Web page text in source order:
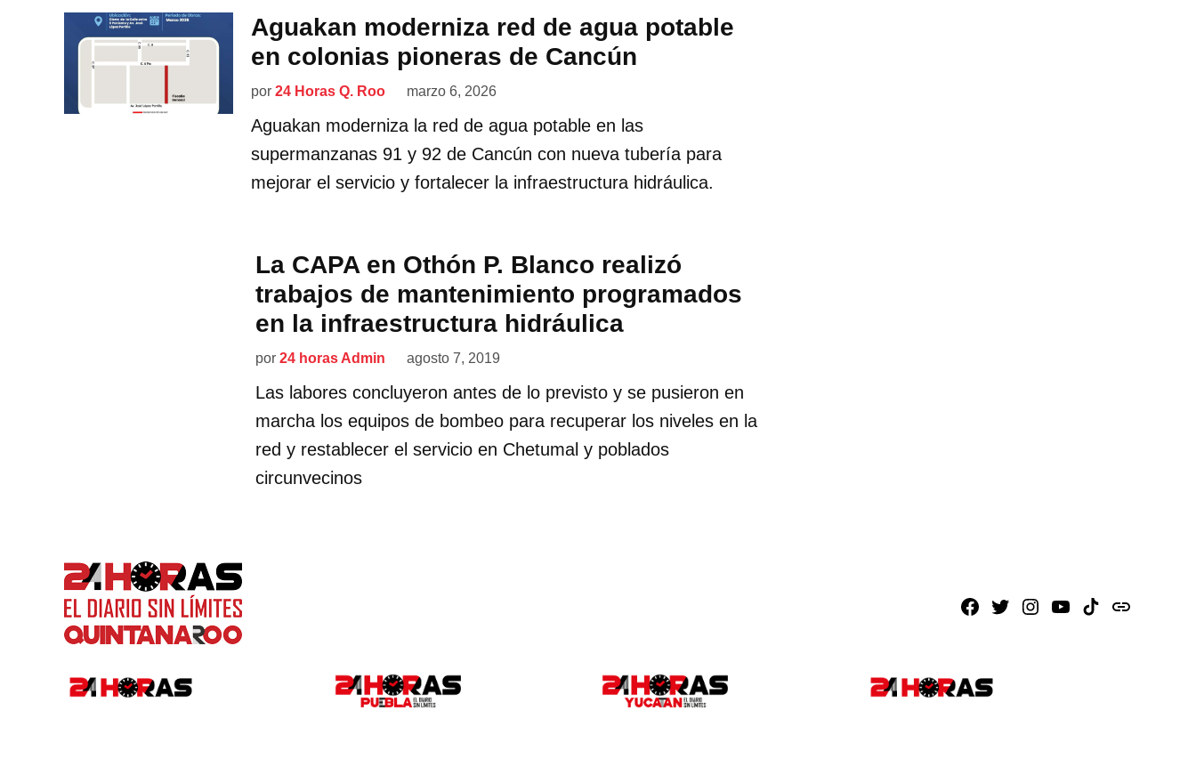
Aguakan moderniza red de agua potable
en colonias pioneras de Cancún
por 24 Horas Q. Roo marzo 6, 2026
Aguakan moderniza la red de agua potable en las
supermanzanas 91 y 92 de Cancún con nueva tubería para
mejorar el servicio y fortalecer la infraestructura hidráulica.
La CAPA en Othón P. Blanco realizó
trabajos de mantenimiento programados
en la infraestructura hidráulica
por 24 horas Admin agosto 7, 2019
Las labores concluyeron antes de lo previsto y se pusieron en
marcha los equipos de bombeo para recuperar los niveles en la
red y restablecer el servicio en Chetumal y poblados
circunvecinos
Facebook
X Instagram
Youtube
TikTok
issuu